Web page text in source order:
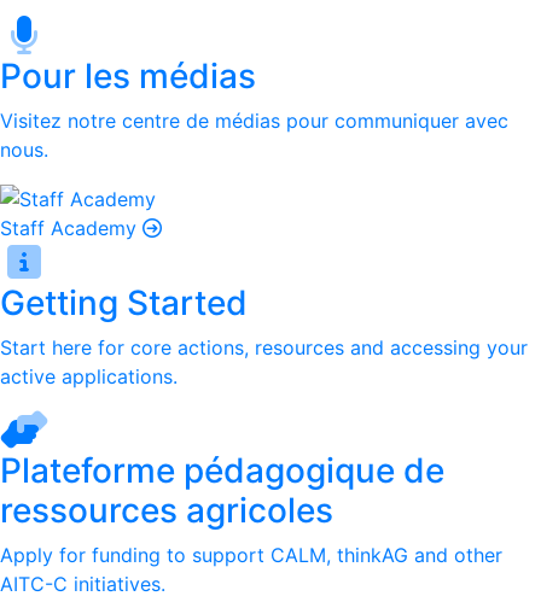
Pour les médias
Visitez notre centre de médias pour communiquer avec
nous.
Staff Academy
Getting Started
Start here for core actions, resources and accessing your
active applications.
Plateforme pédagogique de
ressources agricoles
Apply for funding to support CALM, thinkAG and other
AITC-C initiatives.